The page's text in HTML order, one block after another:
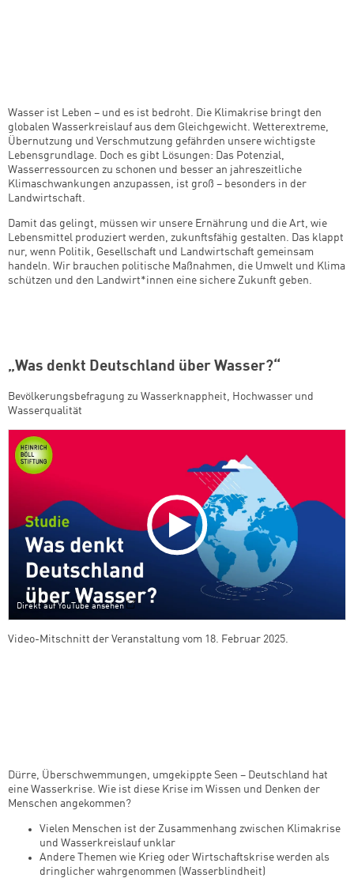
Wasser ist Leben – und es ist bedroht. Die Klimakrise bringt den
globalen Wasserkreislauf aus dem Gleichgewicht. Wetterextreme,
Übernutzung und Verschmutzung gefährden unsere wichtigste
Lebensgrundlage. Doch es gibt Lösungen: Das Potenzial,
Wasserressourcen zu schonen und besser an jahreszeitliche
Klimaschwankungen anzupassen, ist groß – besonders in der
Landwirtschaft.
Damit das gelingt, müssen wir unsere Ernährung und die Art, wie
Lebensmittel produziert werden, zukunftsfähig gestalten. Das klappt
nur, wenn Politik, Gesellschaft und Landwirtschaft gemeinsam
handeln. Wir brauchen politische Maßnahmen, die Umwelt und Klima
schützen und den Landwirt*innen eine sichere Zukunft geben.
„Was denkt Deutschland über Wasser?“
Bevölkerungsbefragung zu Wasserknappheit, Hochwasser und
Wasserqualität
Direkt auf YouTube ansehen
Video-Mitschnitt der Veranstaltung vom 18. Februar 2025.
Dürre, Überschwemmungen, umgekippte Seen – Deutschland hat
eine Wasserkrise. Wie ist diese Krise im Wissen und Denken der
Menschen angekommen?
Vielen Menschen ist der Zusammenhang zwischen Klimakrise
und Wasserkreislauf unklar
Andere Themen wie Krieg oder Wirtschaftskrise werden als
dringlicher wahrgenommen (Wasserblindheit)